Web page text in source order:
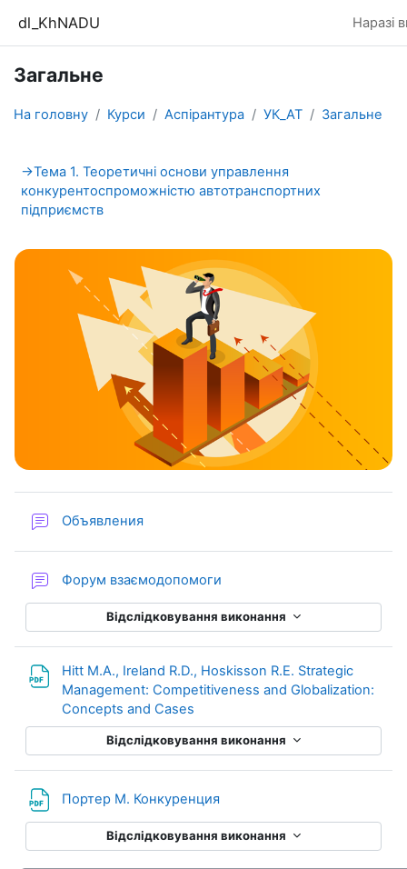
dl_KhNADU Наразі
Загальне
На головну Курси Аспірантура УК_АТ Загальне
Схема розділу
→Тема 1. Теоретичні основи управлення
конкурентоспроможністю автотранспортних
підприємств
Объявления
Форум взаємодопомоги
Відслідковування виконання
Hitt M.A., Ireland R.D., Hoskisson R.E. Strategic
Management: Competitiveness and Globalization:
Concepts and Cases
Відслідковування виконання
Портер М. Конкуренция
Відслідковування виконання